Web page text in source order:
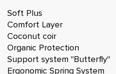
Soft Plus
Comfort Layer
Coconut coir
Organic Protection
Support system ''Butterfly''
Ergonomic Spring System